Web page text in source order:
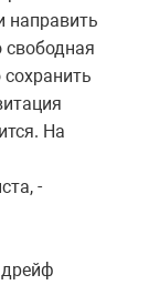
направить
свободная
На
-
дрейф